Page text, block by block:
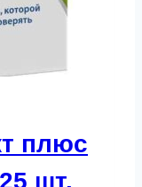
плюс
шт.